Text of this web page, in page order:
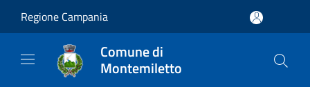
Regione Campania
Comune di
Montemiletto